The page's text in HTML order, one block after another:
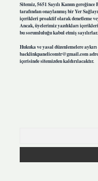
Sitemiz, 5651 Sayılı Kanun
tarafından onaylanmış bir Yer
içerikleri proaktif olarak denetleme
Ancak, üyelerimiz yazdıkları
bu sorumluluğu kabul etmiş sayılırlar.
Hukuka ve yasal düzenlemelere
backlinkpanelicomtr@gmail.com
içerisinde sitemizden kaldırılacaktır.